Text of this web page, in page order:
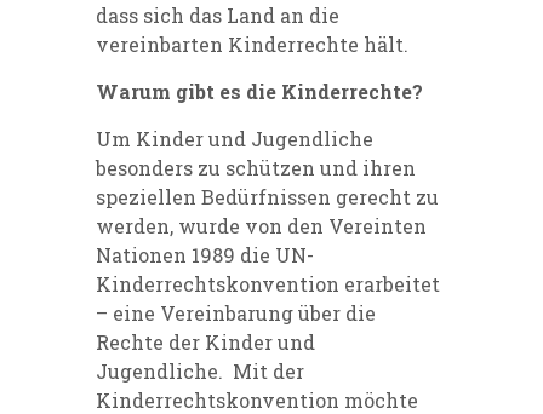
dass sich das Land an die
vereinbarten Kinderrechte hält.
Warum gibt es die Kinderrechte?
Um Kinder und Jugendliche
besonders zu schützen und ihren
speziellen Bedürfnissen gerecht zu
werden, wurde von den Vereinten
Nationen 1989 die UN-
Kinderrechtskonvention erarbeitet
– eine Vereinbarung über die
Rechte der Kinder und
Jugendliche. Mit der
Kinderrechtskonvention möchte